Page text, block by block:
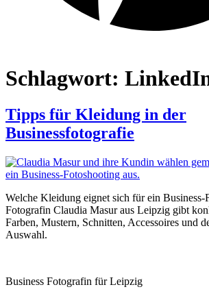
Schlagwort:
Tipps für Kleidung in der
Businessfotografie
Welche Kleidung eignet sich für ein Business-
Fotografin Claudia Masur aus Leipzig gibt
Farben, Mustern, Schnitten, Accessoires und
Auswahl.
Business Fotografin für Leipzig